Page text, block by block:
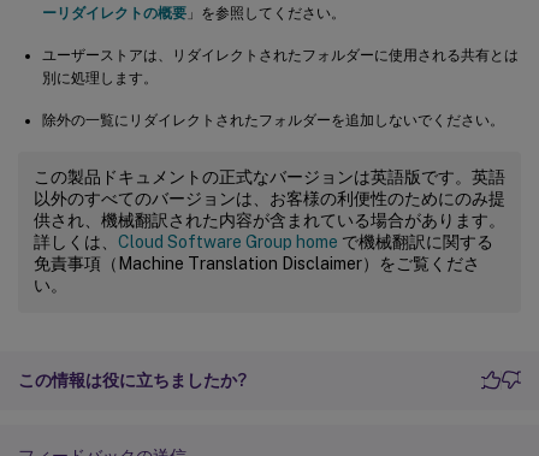
ーリダイレクトの概要 」を参照してください。
ユーザーストアは、リダイレクトされたフォルダーに使用される共有とは
別に処理します。
除外の一覧にリダイレクトされたフォルダーを追加しないでください。
この製品ドキュメントの正式なバージョンは英語版です。英語
以外のすべてのバージョンは、お客様の利便性のためにのみ提
供され、機械翻訳された内容が含まれている場合があります。
詳しくは、 Cloud Software Group home で機械翻訳に関する
免責事項（Machine Translation Disclaimer）をご覧くださ
い。
この情報は役に立ちましたか?